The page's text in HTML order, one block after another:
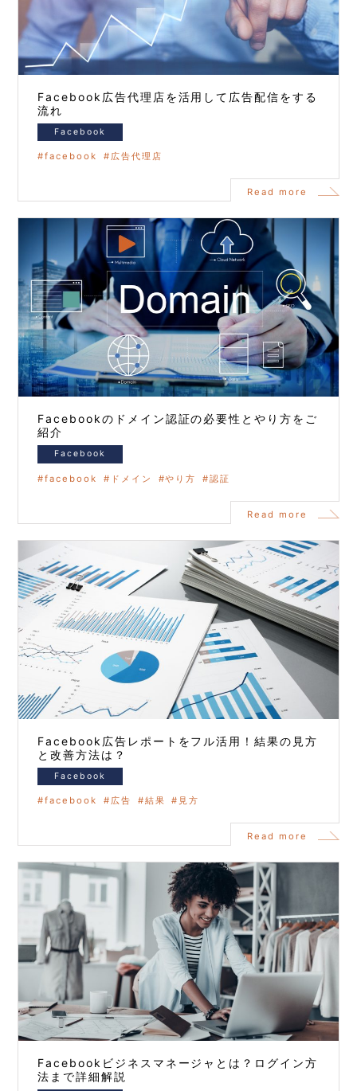
Facebook広告代理店を活用して広告配信をする
流れ
Facebook
facebook 広告代理店
Read more
Facebookのドメイン認証の必要性とやり方をご
紹介
Facebook
facebook ドメイン やり方 認証
Read more
Facebook広告レポートをフル活用！結果の見方
と改善方法は？
Facebook
facebook 広告 結果 見方
Read more
Facebookビジネスマネージャとは？ログイン方
法まで詳細解説